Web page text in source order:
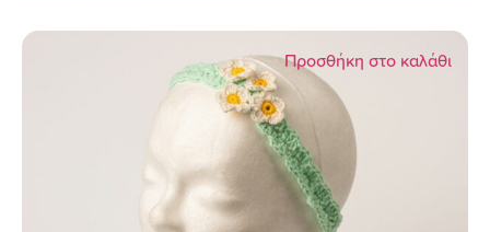
Προσθήκη στο καλάθι